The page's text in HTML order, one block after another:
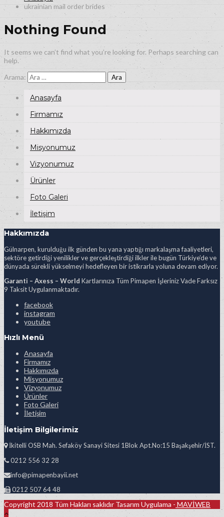
ukrainian mail order brides
Nothing Found
It seems we can’t find what you’re looking for. Perhaps searching can
help.
Arama:
Anasayfa
Firmamız
Hakkımızda
Misyonumuz
Vizyonumuz
Ürünler
Foto Galeri
İletişim
Hakkımızda
Gülnarpen, kurulduğu ilk günden bu yana yaptığı markalaşma faaliyetleri,
sektöre getirdiği yenilikler ve gerçekleştirdiği ilkler ile bugün Türkiye’de ve
dünyada sürekli yükselmeyi hedefleyen bir istikrarla yoluna devam ediyor.
Garanti – Axess – World Kartlarınıza Tüm Pimapen İşleriniz Vade Farksız
9 Taksit Uygulanmaktadır.
facebook
instagram
youtube
Hızlı Menü
Anasayfa
Firmamız
Hakkımızda
Misyonumuz
Vizyonumuz
Ürünler
Foto Galeri
İletişim
İletişim Bilgilerimiz
İkitelli OSB Mah. Sefaköy Sanayi Sitesi 1Blok Apt.No:15 Başakşehir/İST.
0212 556 32 28
info@pimapenbayii.net
0212 507 64 48
Copyright 2018 Tüm Hakları saklıdır Tasarım Uygulama - MAVİWEB